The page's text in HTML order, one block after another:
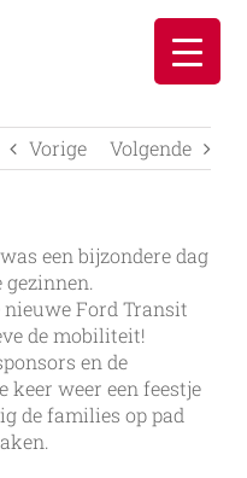
Vorige Volgende
een bijzondere dag
Ford Transit
de mobiliteit!
en de
keer weer een feestje
de families op pad